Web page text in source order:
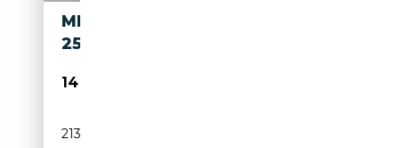
MERCEDES-BENZ CLS 250 CLS
250 CDI BE
14 900€
213 900 km